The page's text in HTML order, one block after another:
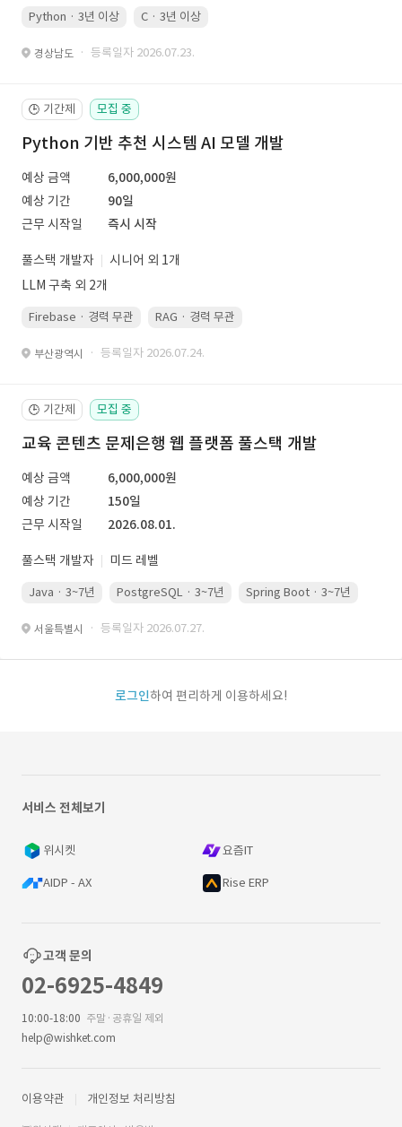
Python · 3년 이상 C · 3년 이상
경상남도 · 등록일자 2026.07.23.
🕒 기간제 모집 중
Python 기반 추천 시스템 AI 모델 개발
예상 금액
6,000,000원
예상 기간
90일
근무 시작일
즉시 시작
풀스택 개발자
시니어 외 1개
LLM 구축 외 2개
Firebase · 경력 무관 RAG · 경력 무관
부산광역시 · 등록일자 2026.07.24.
🕒 기간제 모집 중
교육 콘텐츠 문제은행 웹 플랫폼 풀스택 개발
예상 금액
6,000,000원
예상 기간
150일
근무 시작일
2026.08.01.
풀스택 개발자 미드 레벨
Java · 3~7년 PostgreSQL · 3~7년 Spring Boot · 3~7년
서울특별시 · 등록일자 2026.07.27.
로그인하여 편리하게 이용하세요!
서비스 전체보기
위시켓 요즘IT
AIDP - AX Rise ERP
고객 문의
02-6925-4849
10:00-18:00 주말·공휴일 제외
help@wishket.com
이용약관 개인정보 처리방침